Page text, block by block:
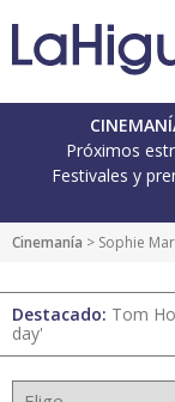
Próximos
Festivales y
Cinemanía > Sophie
Destacado: Tom
day'